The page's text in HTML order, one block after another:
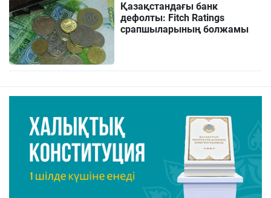
Қазақстандағы банк
дефолты: Fitch Ratings
срапшыларының болжамы